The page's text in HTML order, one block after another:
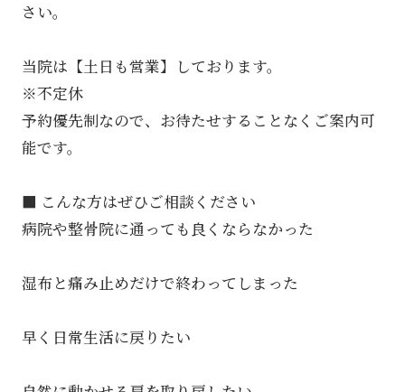
さい。
当院は【土日も営業】しております。
※不定休
予約優先制なので、お待たせすることなくご案内可
能です。
■ こんな方はぜひご相談ください
病院や整骨院に通っても良くならなかった
湿布と痛み止めだけで終わってしまった
早く日常生活に戻りたい